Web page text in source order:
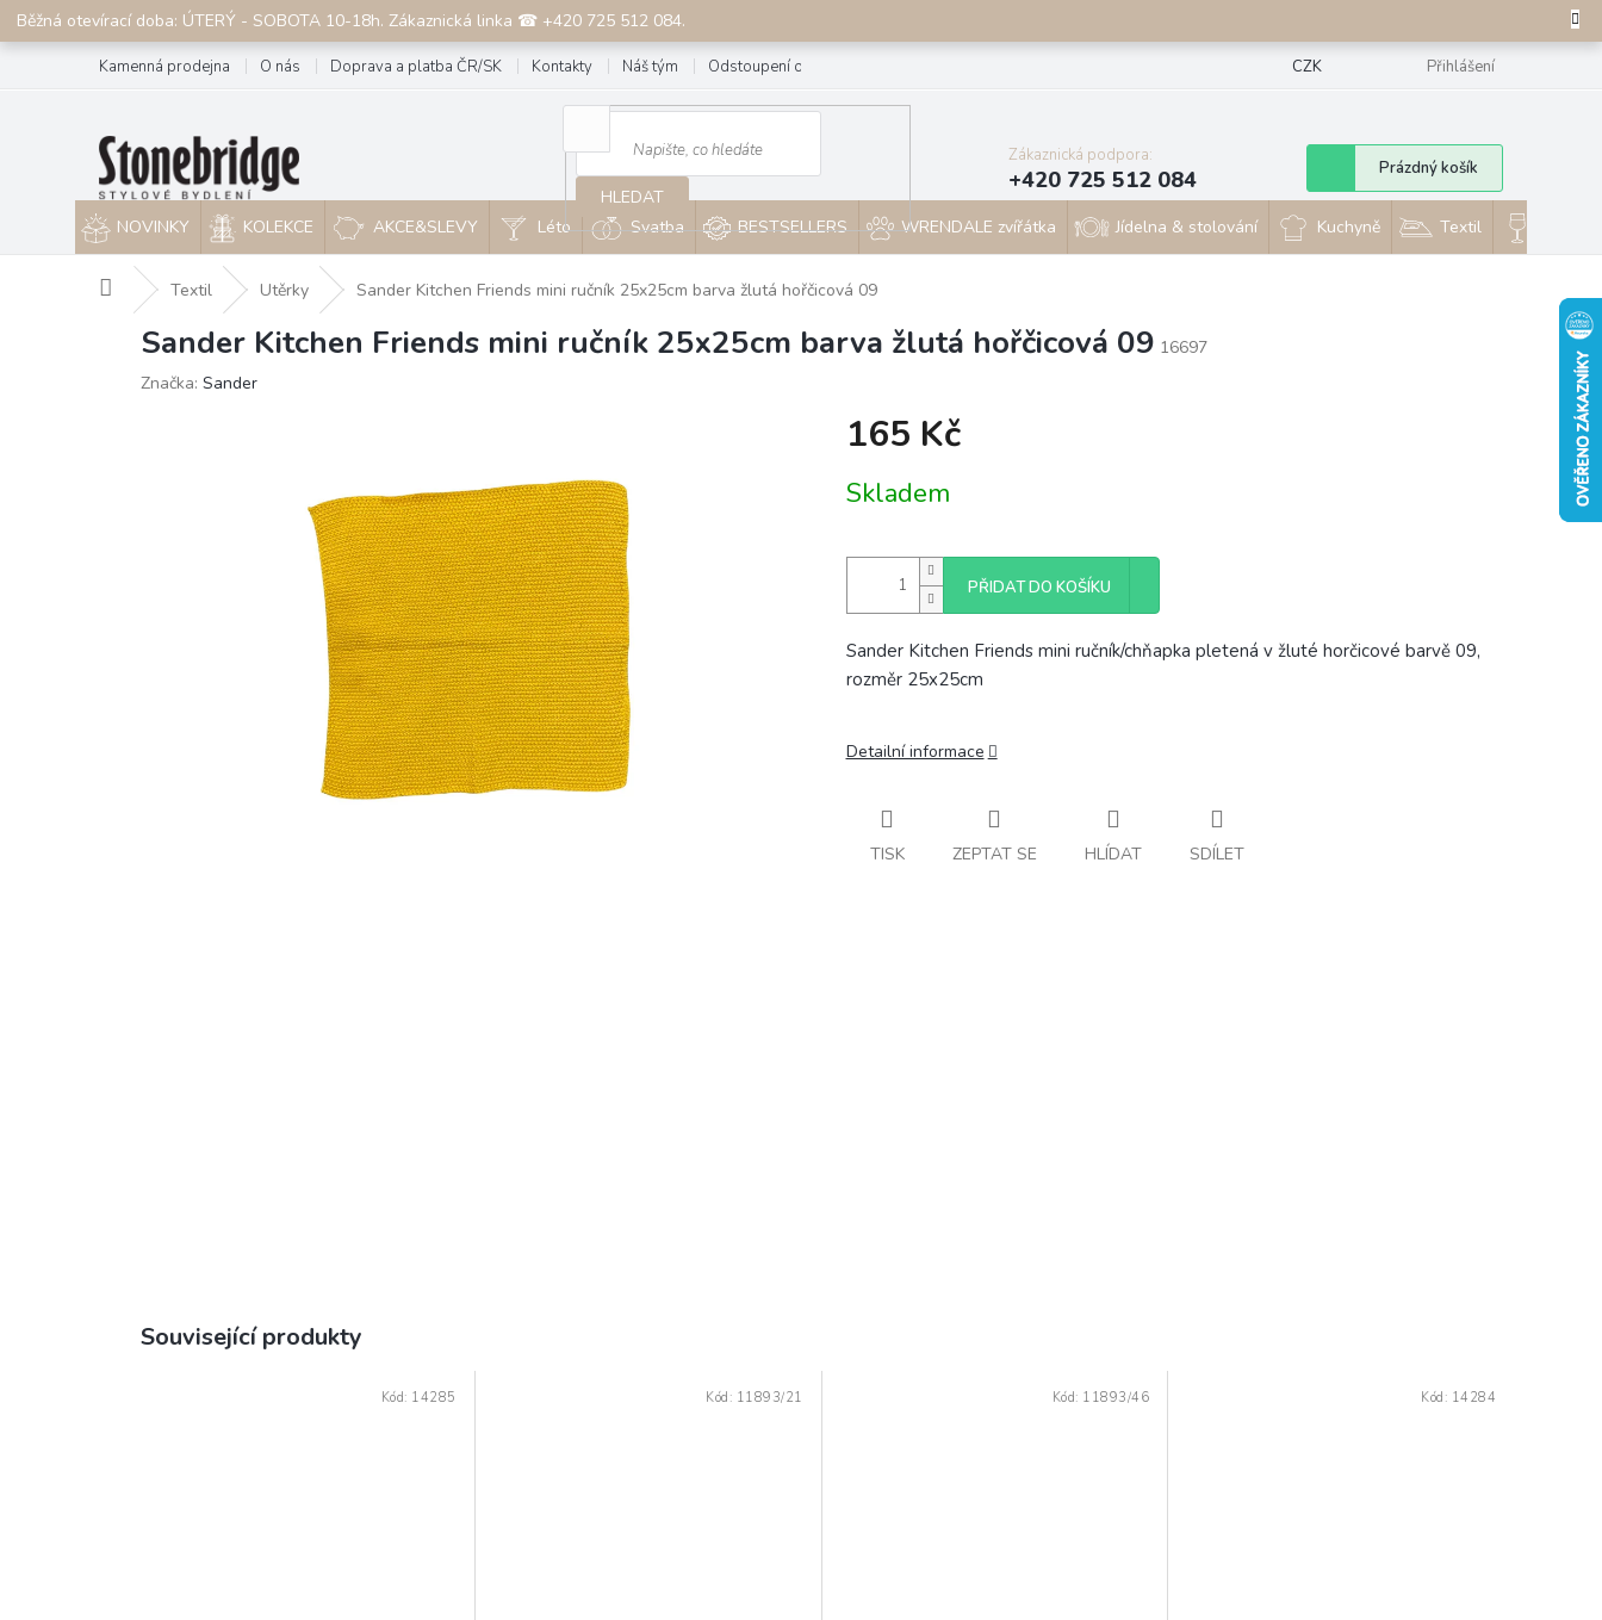
PřejítBěžná otevírací doba: ÚTERÝ - SOBOTA 10-18h. Zákaznická linka ☎ +420 725 512 084.
Kamenná prodejna O nás Doprava a platba ČR/SK Kontakty Náš tým Odstoupení od smlouvy CZK Přihlášení
HLEDAT
Zákaznická podpora:
+420 725 512 084
Nákupní
košík
Prázdný košík
NOVINKY KOLEKCE AKCE&SLEVY Léto Svatba BESTSELLERS WRENDALE zvířátka Jídelna & stolování Kuchyně Textil
Domů Textil Utěrky Sander Kitchen Friends mini ručník 25x25cm barva žlutá hořčicová 09
Sander Kitchen Friends mini ručník 25x25cm barva žlutá hořčicová 09 16697
Značka: Sander
165 Kč
cena:
Skladem
PŘIDAT DO KOŠÍKU
Sander Kitchen Friends mini ručník/chňapka pletená v žluté horčicové barvě 09,
rozměr 25x25cm
Detailní informace
TISK ZEPTAT SE HLÍDAT SDÍLET
Související produkty
Kód: 14285 Kód: 11893/21 Kód: 11893/46 Kód: 14284